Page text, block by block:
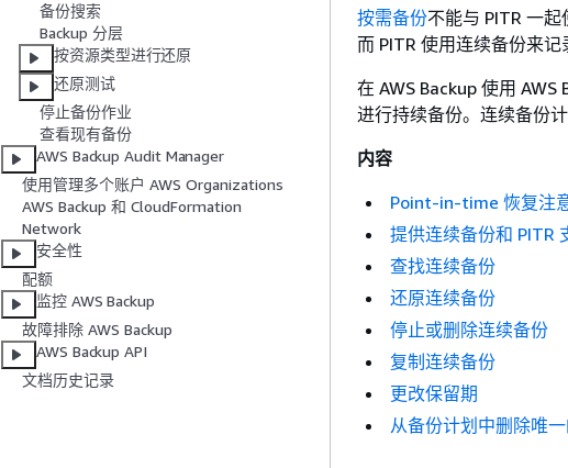
备份搜索
Backup 分层
按资源类型进行还原
还原测试
停止备份作业
查看现有备份
AWS Backup Audit Manager
使用管理多个账户 AWS Organizations
AWS Backup 和 CloudFormation
Network
安全性
配额
监控 AWS Backup
故障排除 AWS Backup
AWS Backup API
文档历史记录
按需备份不能与 PITR 一
而 PITR 使用连续备份来记
在 AWS Backup 使用
进行持续备份。连续备份
内容
Point-in-time 恢复注
提供连续备份和 PITR
查找连续备份
还原连续备份
停止或删除连续备份
复制连续备份
更改保留期
从备份计划中删除唯